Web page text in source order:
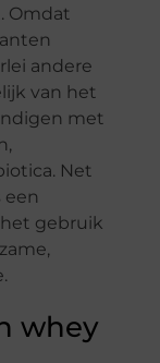
Omdat
andere
van het
met
Net
een
gebruik
whey